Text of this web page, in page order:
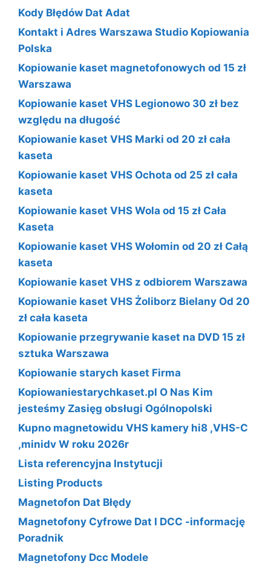
Kody Błędów Dat Adat
Kontakt i Adres Warszawa Studio Kopiowania
Polska
Kopiowanie kaset magnetofonowych od 15 zł
Warszawa
Kopiowanie kaset VHS Legionowo 30 zł bez
względu na długość
Kopiowanie kaset VHS Marki od 20 zł cała
kaseta
Kopiowanie kaset VHS Ochota od 25 zł cała
kaseta
Kopiowanie kaset VHS Wola od 15 zł Cała
Kaseta
Kopiowanie kaset VHS Wołomin od 20 zł Całą
kaseta
Kopiowanie kaset VHS z odbiorem Warszawa
Kopiowanie kaset VHS Żoliborz Bielany Od 20
zł cała kaseta
Kopiowanie przegrywanie kaset na DVD 15 zł
sztuka Warszawa
Kopiowanie starych kaset Firma
Kopiowaniestarychkaset.pl O Nas Kim
jesteśmy Zasięg obsługi Ogólnopolski
Kupno magnetowidu VHS kamery hi8 ,VHS-C
,minidv W roku 2026r
Lista referencyjna Instytucji
Listing Products
Magnetofon Dat Błędy
Magnetofony Cyfrowe Dat I DCC -informację
Poradnik
Magnetofony Dcc Modele